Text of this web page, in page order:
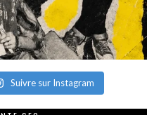
Suivre sur Instagram